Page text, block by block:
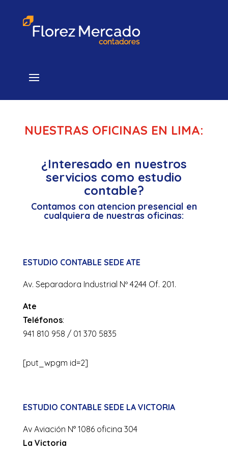
NUESTRAS OFICINAS EN LIMA:
¿Interesado en nuestros
servicios como estudio
contable?
Contamos con atencion presencial en
cualquiera de nuestras oficinas:
ESTUDIO CONTABLE SEDE ATE
Av. Separadora Industrial Nº 4244 Of. 201.
Ate
Teléfonos:
941 810 958 / 01 370 5835
[put_wpgm id=2]
ESTUDIO CONTABLE SEDE LA VICTORIA
Av Aviación N° 1086 oficina 304
La Victoria